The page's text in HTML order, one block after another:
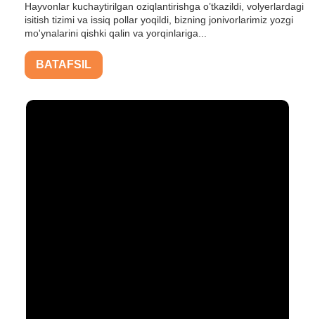
Hayvonlar kuchaytirilgan oziqlantirishga o’tkazildi, volyerlardagi
isitish tizimi va issiq pollar yoqildi, bizning jonivorlarimiz yozgi
mo'ynalarini qishki qalin va yorqinlariga...
BATAFSIL